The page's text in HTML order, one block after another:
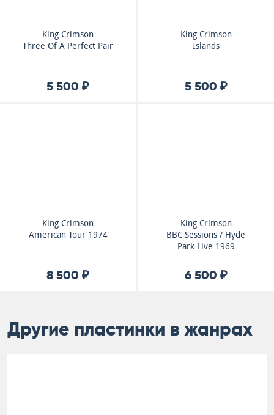
King Crimson
Three Of A Perfect Pair
5 500 ₽
King Crimson
Islands
5 500 ₽
King Crimson
American Tour 1974
8 500 ₽
King Crimson
BBC Sessions / Hyde
Park Live 1969
6 500 ₽
Другие пластинки в жанрах